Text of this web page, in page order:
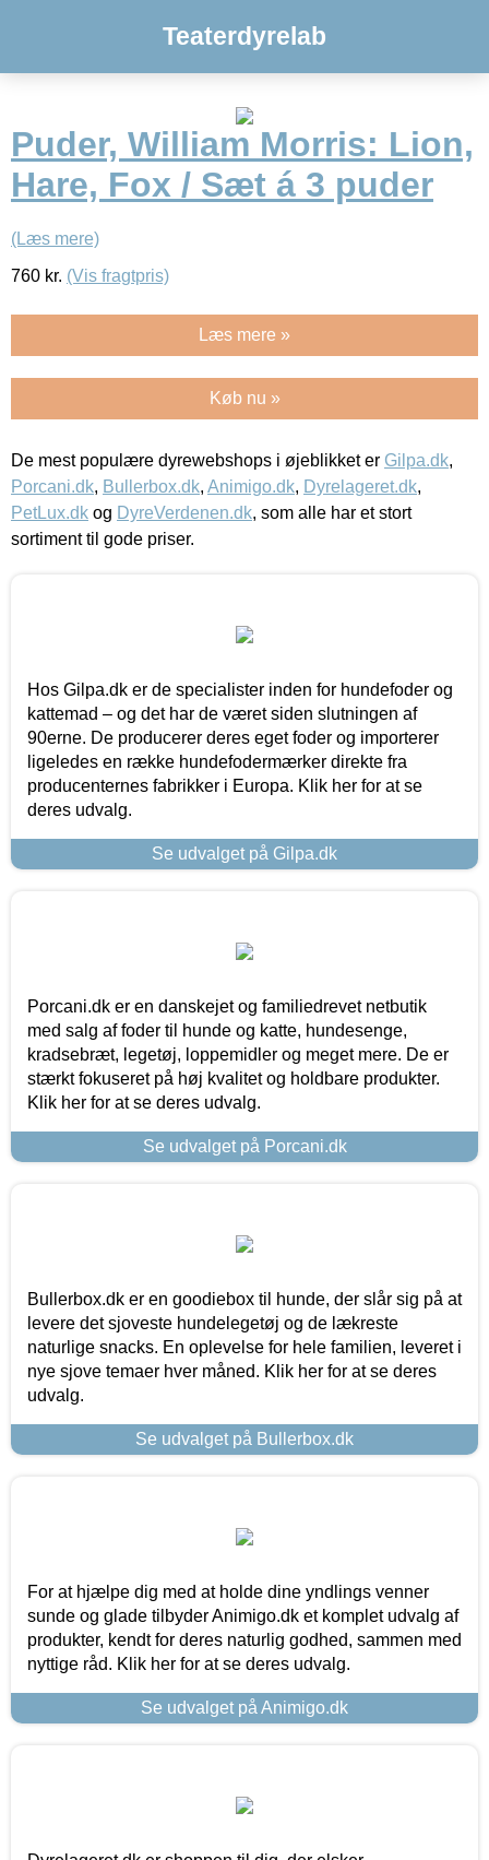
Teaterdyrelab
Puder, William Morris: Lion,
Hare, Fox / Sæt á 3 puder
(Læs mere)
760 kr. (Vis fragtpris)
Læs mere »
Køb nu »
De mest populære dyrewebshops i øjeblikket er Gilpa.dk,
Porcani.dk, Bullerbox.dk, Animigo.dk, Dyrelageret.dk,
PetLux.dk og DyreVerdenen.dk, som alle har et stort
sortiment til gode priser.
Hos Gilpa.dk er de specialister inden for hundefoder og
kattemad – og det har de været siden slutningen af
90erne. De producerer deres eget foder og importerer
ligeledes en række hundefodermærker direkte fra
producenternes fabrikker i Europa. Klik her for at se
deres udvalg.
Se udvalget på Gilpa.dk
Porcani.dk er en danskejet og familiedrevet netbutik
med salg af foder til hunde og katte, hundesenge,
kradsebræt, legetøj, loppemidler og meget mere. De er
stærkt fokuseret på høj kvalitet og holdbare produkter.
Klik her for at se deres udvalg.
Se udvalget på Porcani.dk
Bullerbox.dk er en goodiebox til hunde, der slår sig på at
levere det sjoveste hundelegetøj og de lækreste
naturlige snacks. En oplevelse for hele familien, leveret i
nye sjove temaer hver måned. Klik her for at se deres
udvalg.
Se udvalget på Bullerbox.dk
For at hjælpe dig med at holde dine yndlings venner
sunde og glade tilbyder Animigo.dk et komplet udvalg af
produkter, kendt for deres naturlig godhed, sammen med
nyttige råd. Klik her for at se deres udvalg.
Se udvalget på Animigo.dk